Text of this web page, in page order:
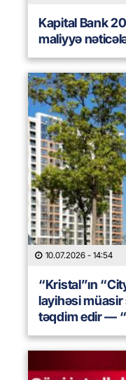
Kapital Bank
maliyyə
10.07.2026 - 14:54
“Kristal”ın
layihəsi müasir
təqdim edir —